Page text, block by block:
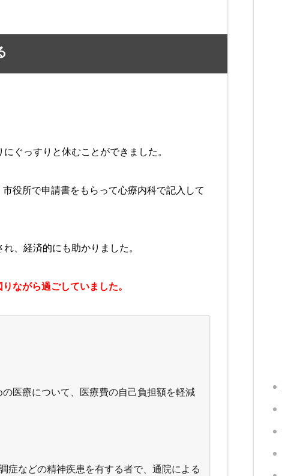
ぐっすりと休むことができました。
役所で申請書をもらって心療内科で記入して
、経済的にも助かりました。
ながら過ごしていました。
医療について、医療費の自己負担額を軽減
症などの精神疾患を有する者で、通院による